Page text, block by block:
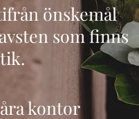
önskemål
som finns
kontor